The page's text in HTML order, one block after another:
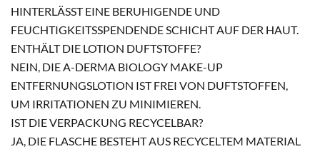
HINTERLÄSST EINE BERUHIGENDE UND
FEUCHTIGKEITSSPENDENDE SCHICHT AUF DER HAUT.
ENTHÄLT DIE LOTION DUFTSTOFFE?
NEIN, DIE A-DERMA BIOLOGY MAKE-UP
ENTFERNUNGSLOTION IST FREI VON DUFTSTOFFEN,
UM IRRITATIONEN ZU MINIMIEREN.
IST DIE VERPACKUNG RECYCELBAR?
JA, DIE FLASCHE BESTEHT AUS RECYCELTEM MATERIAL